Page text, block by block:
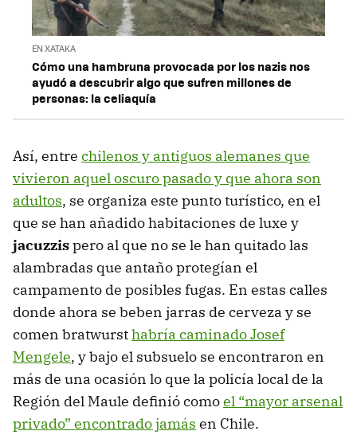
EN XATAKA
Cómo una hambruna provocada por los nazis nos
ayudó a descubrir algo que sufren millones de
personas: la celiaquía
Así, entre chilenos y antiguos alemanes que
vivieron aquel oscuro pasado y que ahora son
adultos, se organiza este punto turístico, en el
que se han añadido habitaciones de luxe y
jacuzzispero al que no se le han quitado las
alambradas que antaño protegían el
campamento de posibles fugas. En estas calles
donde ahora se beben jarras de cerveza y se
comen bratwursthabría caminado Josef
Mengele, y bajo el subsuelo se encontraron en
más de una ocasión lo que la policía local de la
Región del Maule definió comoel “mayor arsenal
privado” encontrado jamás en Chile.